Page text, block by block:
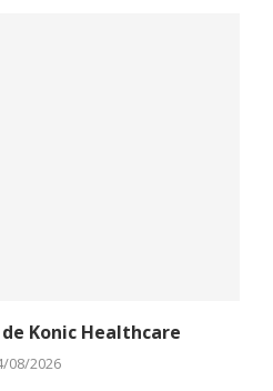
Konic Healthcare
08/2026